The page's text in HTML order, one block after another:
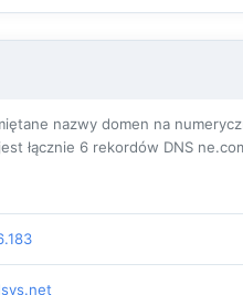
nazwy domen na
łącznie 6 rekordów DNS